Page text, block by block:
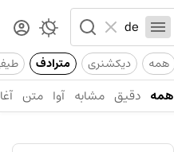
همه دیکشنری مترادف
همه دقیق مشابه آوا متن